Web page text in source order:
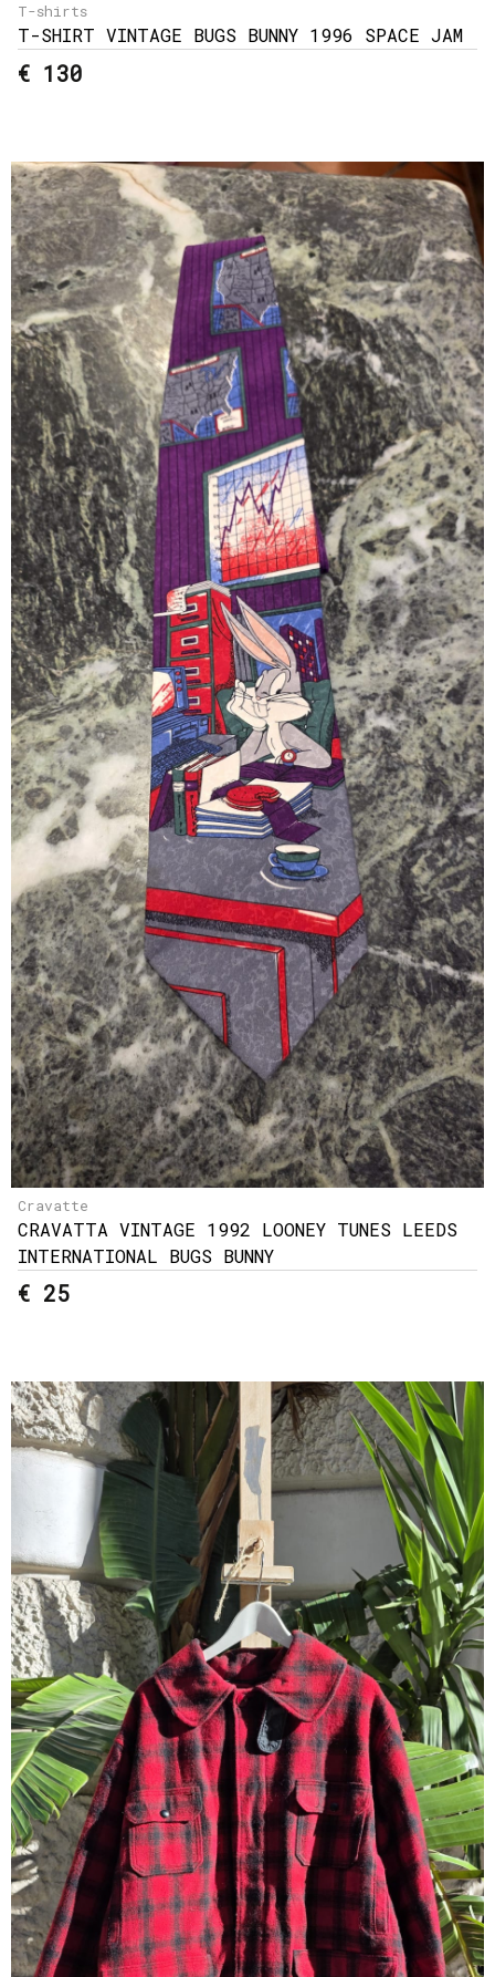
T-shirts
T-SHIRT VINTAGE BUGS BUNNY 1996 SPACE JAM
€ 130
Cravatte
CRAVATTA VINTAGE 1992 LOONEY TUNES LEEDS
INTERNATIONAL BUGS BUNNY
€ 25